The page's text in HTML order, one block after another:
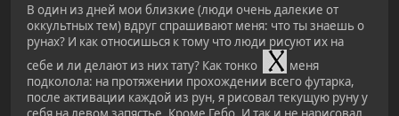
В один из дней мои близкие (люди очень далекие от
оккультных тем) вдруг спрашивают меня: что ты знаешь о
рунах? И как относишься к тому что люди рисуют их на
себе и ли делают из них тату? Как тонко
меня
подколола: на протяжении прохождении всего футарка,
после активации каждой из рун, я рисовал текущую руну у